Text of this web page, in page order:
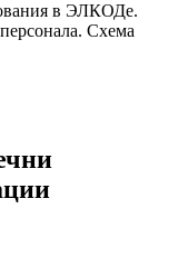
в ЭЛКОДе.
Схема